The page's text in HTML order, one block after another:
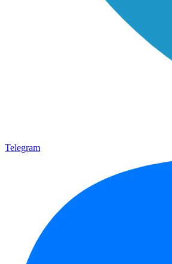
Telegram